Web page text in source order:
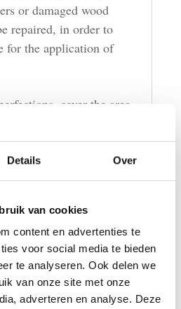
Details Over
van cookies
content en advertenties te
voor social media te bieden
te analyseren. Ook delen we
van onze site met onze
adverteren en analyse. Deze
or damaged wood
repaired, in order to
for the application of
cover the area
refill small chips,
in the hole, with
bring it out to level
grained surfaces
a spatula.
stage, reclean the
surplus filler, using steel
to get the furniture